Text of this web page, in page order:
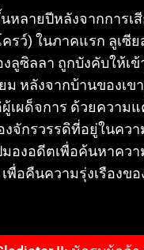
นหลายปีหลังจากการ
รว์) ในภาคแรก ลูเซีย
ลูซิลลา ถูกบังคับให้เ
ม หลังจากบ้านของเข
เผด็จการ ด้วยความ
จักรวรรดิที่อยู่ในควา
องอดีตเพื่อค้นหาควา
พื่อคืนความรุ่งเรืองข